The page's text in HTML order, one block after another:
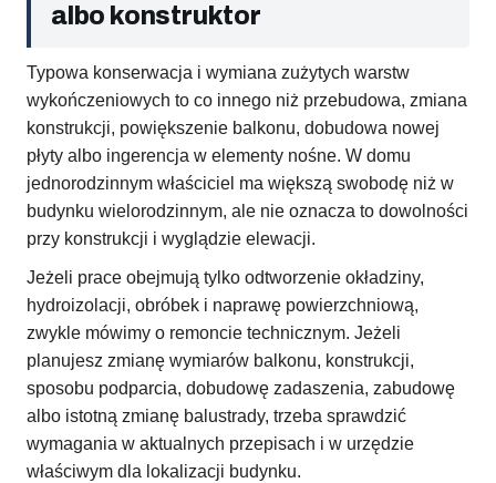
albo konstruktor
Typowa konserwacja i wymiana zużytych warstw
wykończeniowych to co innego niż przebudowa, zmiana
konstrukcji, powiększenie balkonu, dobudowa nowej
płyty albo ingerencja w elementy nośne. W domu
jednorodzinnym właściciel ma większą swobodę niż w
budynku wielorodzinnym, ale nie oznacza to dowolności
przy konstrukcji i wyglądzie elewacji.
Jeżeli prace obejmują tylko odtworzenie okładziny,
hydroizolacji, obróbek i naprawę powierzchniową,
zwykle mówimy o remoncie technicznym. Jeżeli
planujesz zmianę wymiarów balkonu, konstrukcji,
sposobu podparcia, dobudowę zadaszenia, zabudowę
albo istotną zmianę balustrady, trzeba sprawdzić
wymagania w aktualnych przepisach i w urzędzie
właściwym dla lokalizacji budynku.